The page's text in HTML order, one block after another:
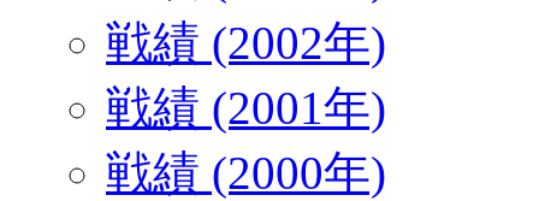
戦績 (2002年)
戦績 (2001年)
戦績 (2000年)